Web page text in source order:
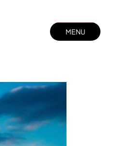
MENU
MENU